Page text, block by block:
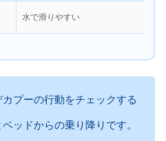
水で滑りやすい
プーの行動をチェックする
ッドからの乗り降りです。